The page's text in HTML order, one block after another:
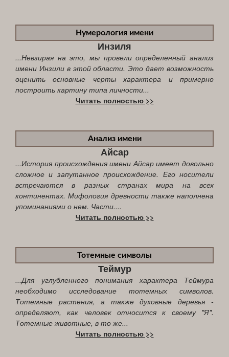
Нумерология имени
Инзиля
...Невзирая на это, мы провели определенный анализ
имени Инзили в этой области. Это дает возможность
оценить основные черты характера и примерно
построить картину типа личности...
Читать полностью >>
Анализ имени
Айсар
...История происхождения имени Айсар имеет довольно
сложное и запутанное происхождение. Его носители
встречаются в разных странах мира на всех
континентах. Мифология древности также наполнена
упоминаниями о нем. Части....
Читать полностью >>
Тотемные символы
Теймур
...Для углубленного понимания характера Теймура
необходимо исследование тотемных символов.
Тотемные растения, а также духовные деревья -
определяют, как человек относится к своему "Я".
Тотемные животные, в то же...
Читать полностью >>